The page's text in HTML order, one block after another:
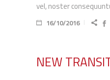
vel, noster
16/10/2016
NEW